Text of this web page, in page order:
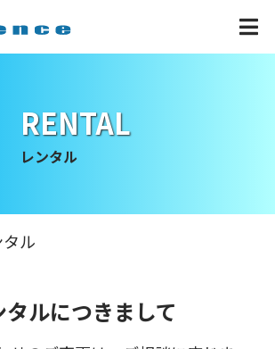
RENTAL
レンタル
タル
ルにつきまして